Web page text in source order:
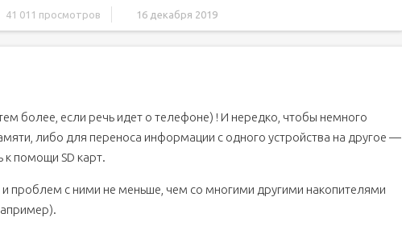
41 011 просмотров 16 декабря 2019
(или почему появляется ошибка "невозможно подключить SD")
памяти с телефоном
из-за окисления контактов, пыли)
Files Go
более, если речь идет о телефоне) ! И нередко, чтобы немного
либо для переноса информации с одного устройства на другое —
к помощи SD карт.
проблем с ними не меньше, чем со многими другими накопителями